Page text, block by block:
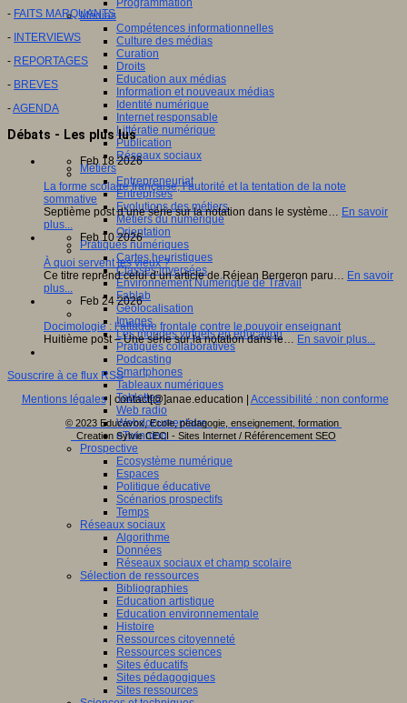
Programmation
Médias
Compétences informationnelles
Culture des médias
Curation
Droits
Education aux médias
Information et nouveaux médias
Identité numérique
Internet responsable
Littératie numérique
Publication
Réseaux sociaux
Métiers
Entrepreneuriat
Entreprises
Evolutions des métiers
Métiers du numérique
Orientation
Pratiques numériques
Cartes heuristiques
Classes inversées
Environnement Numérique de Travail
Fablab
Géolocalisation
Images
Les mondes virtuels en éducation
Pratiques collaboratives
Podcasting
Smartphones
Tableaux numériques
Tablettes
Web radio
Webdocumentaire
eTwinning
Prospective
Ecosystème numérique
Espaces
Politique éducative
Scénarios prospectifs
Temps
Réseaux sociaux
Algorithme
Données
Réseaux sociaux et champ scolaire
Sélection de ressources
Bibliographies
Education artistique
Education environnementale
Histoire
Ressources citoyenneté
Ressources sciences
Sites éducatifs
Sites pédagogiques
Sites ressources
- FAITS MARQUANTS
- INTERVIEWS
- REPORTAGES
- BREVES
-AGENDA
Débats - Les plus lus
Feb 18 2026
La forme scolaire française, l’autorité et la tentation de la note
sommative
Septième post d’une série sur la notation dans le système… En savoir
plus...
Feb 10 2026
À quoi servent les vieux ?
Ce titre reprend celui d’un article de Réjean Bergeron paru… En savoir
plus...
Feb 24 2026
Docimologie : l’attaque frontale contre le pouvoir enseignant
Huitième post – Une série sur la notation dans le… En savoir plus...
Souscrire à ce flux RSS
Mentions légales| contact[@]anae.education | Accessibilité : non conforme
© 2023 Educavox, Ecole, pédagogie, enseignement, formation
Creation Sylvie CECI - Sites Internet / Référencement SEO